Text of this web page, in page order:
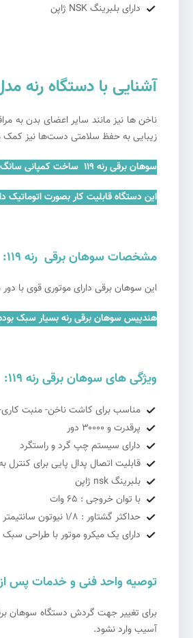
دارای بلبرینگ NSK ژاپن
آشنایی با دستگاه رنه مدل
ناخن ها نیز مانند سایر اعضای بدن به
زیبایی به حفظ سلامتی دست‌ها نیز کمک
سوهان برقی رنه 119 ساخت کمپانی سانگ یانگ کره جنوبی نیز از محصولات ارائه دهنده فروشگاه معتبر و گروه تخصصی رهیافت طب می باشد .
این دستگاه قابلیت کار بصورت
مشخصات سوهان برقی رنه 119:
این سوهان برقی دارای موتوری قوی با دور موتور ۳۰۰۰۰ دور بوده که از برق شهری تغذیه میکند و
هندپیس سوهان برقی رنه بسیار سبک بوده
ویژگی های سوهان برقی رنه 119:
مناسب برای کاشت ناخن- منبت
پرقدرت و ۳۰۰۰۰ دور
دارای سیستم چپ گرد و راستگرد
قابلیت اتصال پدال پایی برای کنترل
بلبرینگnsk ژاپن
با توان خروجی : ۶۵ وات
حداکثر گشتاور : ۱/۸ نیوتون سانتیمتر
دارای یک میکرو موتور با طراحی سبک
توصیه واحد فنی و خدمات پس
برای تغییر جهت گردش دستگاه سوهان
آسیب وارد نشود.